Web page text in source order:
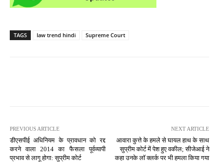
TAGS law trend hindi Supreme Court
PREVIOUS ARTICLE
डीएसपीई अधिनियम के प्रावधान को रद्द
करने वाला 2014 का फैसला पूर्वव्यापी
प्रभाव से लागू होगा: सुप्रीम कोर्ट
NEXT ARTICLE
आवारा कुत्ते के हमले से घायल हाथ के साथ
सुप्रीम कोर्ट में पेश हुए वकील; सीजेआई ने
कहा उनके लॉ क्लर्क पर भी हमला किया गया